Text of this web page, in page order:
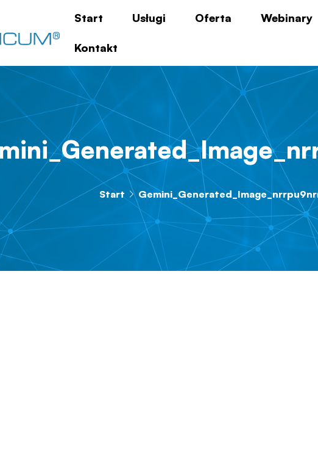
Start Usługi Oferta Webinary
Kontakt
Start